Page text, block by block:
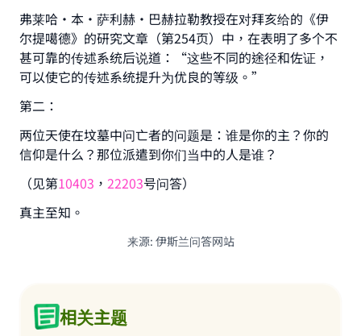
弗莱哈·本·萨利赫·巴赫拉勒教授在对拜亥给的《伊
尔提噶德》的研究文章（第254页）中，在表明了多个不
甚可靠的传述系统后说道：“这些不同的途径和佐证，
可以使它的传述系统提升为优良的等级。”
第二：
两位天使在坟墓中问亡者的问题是：谁是你的主？你的
信仰是什么？那位派遣到你们当中的人是谁？
（见第10403 ， 22203号问答）
真主至知。
来源: 伊斯兰问答网站
相关主题